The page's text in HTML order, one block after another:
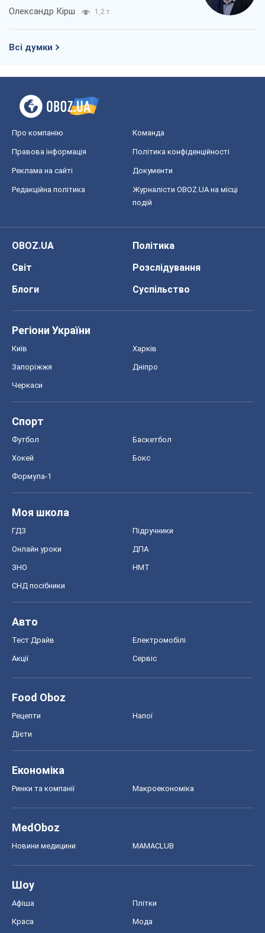
Олександр Кірш 1,2 т.
Всі думки
Про компанію Команда
Правова інформація Політика конфіденційності
Реклама на сайті Документи
Редакційна політика
Журналісти OBOZ.UA на місці
подій
OBOZ.UA
Політика
Світ
Розслідування
Блоги
Суспільство
Регіони України
Київ Харків
Запоріжжя Дніпро
Черкаси
Спорт
Футбол Баскетбол
Хокей Бокс
Формула-1
Моя школа
ГДЗ Підручники
Онлайн уроки ДПА
ЗНО НМТ
СНД посібники
Авто
Тест Драйв Електромобілі
Акції Сервіс
Food Oboz
Рецепти Напої
Дієти
Економіка
Ринки та компанії Макроекономіка
MedOboz
Новини медицини MAMACLUB
Шоу
Афіша Плітки
Краса Мода